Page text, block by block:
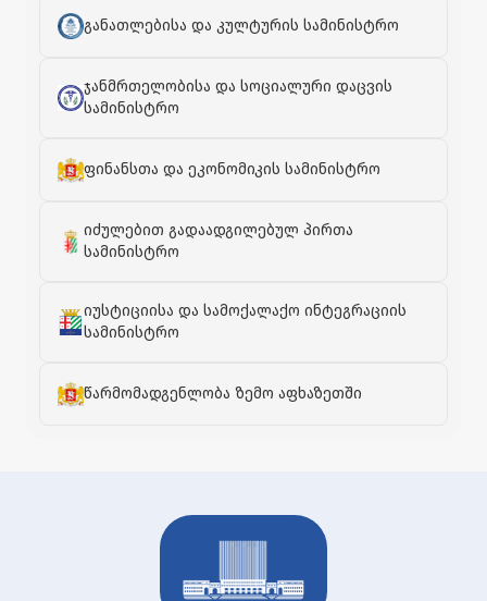
განათლებისა და კულტურის სამინისტრო
ჯანმრთელობისა და სოციალური დაცვის
სამინისტრო
ფინანსთა და ეკონომიკის სამინისტრო
იძულებით გადაადგილებულ პირთა
სამინისტრო
იუსტიციისა და სამოქალაქო ინტეგრაციის
სამინისტრო
წარმომადგენლობა ზემო აფხაზეთში